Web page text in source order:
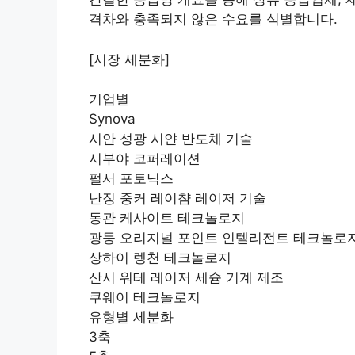
격차와 충족되지 않은 수요를 식별합니다.
[시장 세분화]
기업별
Synova
시안 성광 시얀 반도체 기술
시부야 코퍼레이션
펄서 포토닉스
난징 중커 레이챰 레이저 기술
동관 케사이트 테크놀로지
광둥 오리지널 포인트 인텔리전트 테크놀로
상하이 렝천 테크놀로지
산시 워테 레이저 세슘 기계 제조
쿠웨이 테크놀로지
유형별 세분화
3축